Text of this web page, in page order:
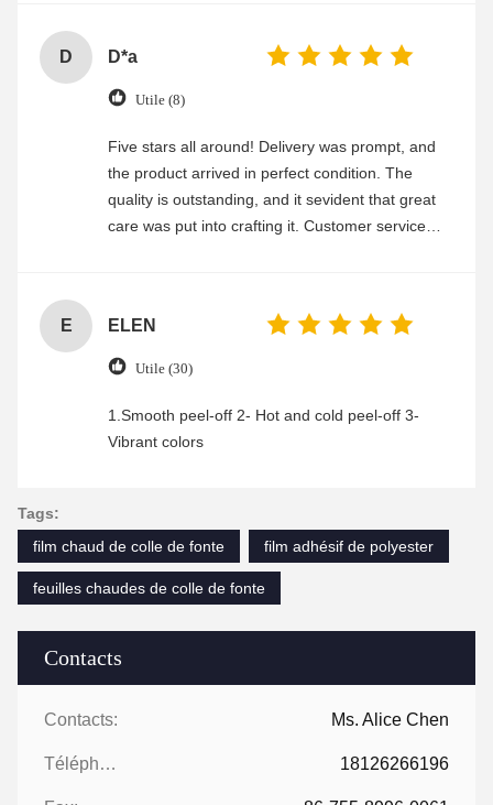
Contacts
Contacts: Ms. Alice Chen
Téléphone: 18126266196
D D*a
Utile (8)
Five stars all around! Delivery was prompt, and
the product arrived in perfect condition. The
quality is outstanding, and it sevident that great
care was put into crafting it. Customer service
E ELEN
Utile (30)
1.Smooth peel-off 2- Hot and cold peel-off 3-
Vibrant colors
Tags:
film chaud de colle de fonte
film adhésif de polyester
feuilles chaudes de colle de fonte